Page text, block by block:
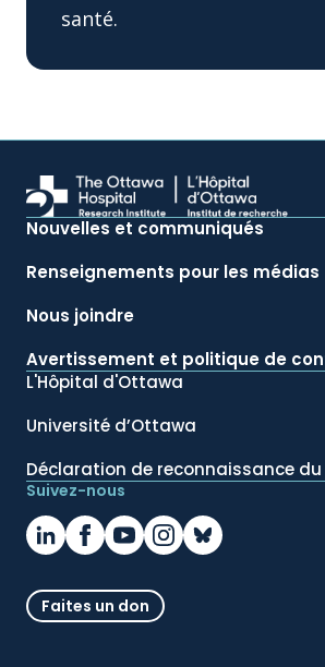
santé.
Nouvelles et communiqués
Renseignements pour les médias
Nous joindre
Avertissement et politique de
L'Hôpital d'Ottawa
Université d’Ottawa
Déclaration de reconnaissance
Suivez-nous
Faites un don